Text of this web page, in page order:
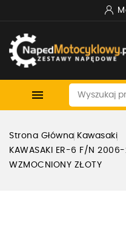

Strona Główna Kawasaki
KAWASAKI ER-6 F/N 2006-
WZMOCNIONY ZŁOTY